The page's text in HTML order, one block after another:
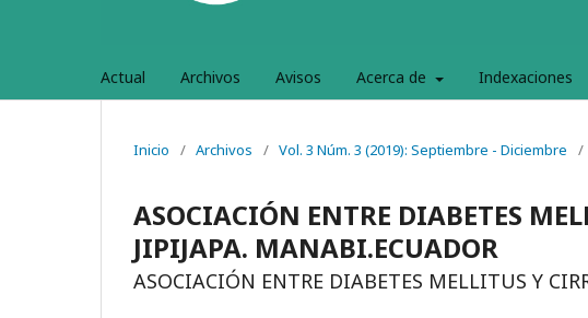
Actual Archivos Avisos Acerca de Indexaciones
Inicio / Archivos / Vol. 3 Núm. 3 (2019): Septiembre - Diciembre /
ASOCIACIÓN ENTRE DIABETES
JIPIJAPA. MANABI.ECUADOR
ASOCIACIÓN ENTRE DIABETES MELLITUS Y